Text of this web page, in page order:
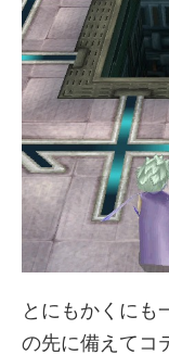
とにもかくにも
の先に備えてコ